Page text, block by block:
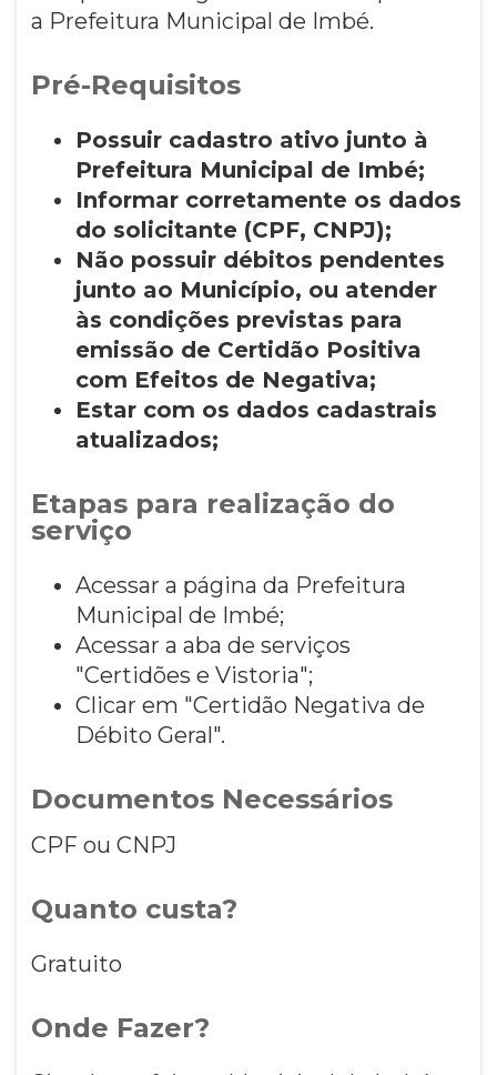
a Prefeitura Municipal de Imbé.
Pré-Requisitos
Possuir cadastro ativo junto à
Prefeitura Municipal de Imbé;
Informar corretamente os dados
do solicitante (CPF, CNPJ);
Não possuir débitos pendentes
junto ao Município, ou atender
às condições previstas para
emissão de Certidão Positiva
com Efeitos de Negativa;
Estar com os dados cadastrais
atualizados;
Etapas para realização do
serviço
Acessar a página da Prefeitura
Municipal de Imbé;
Acessar a aba de serviços
"Certidões e Vistoria";
Clicar em "Certidão Negativa de
Débito Geral".
Documentos Necessários
CPF ou CNPJ
Quanto custa?
Gratuito
Onde Fazer?